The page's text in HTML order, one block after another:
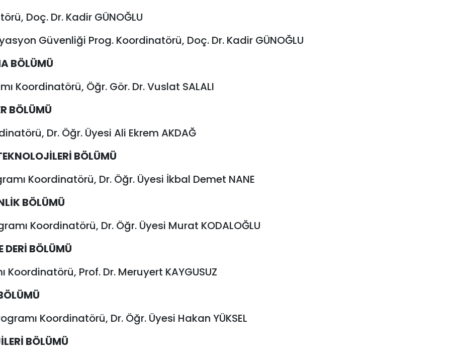
Doç. Dr. Kadir GÜNOĞLU
Güvenliği Prog. Koordinatörü, Doç. Dr. Kadir GÜNOĞLU
BÖLÜMÜ
Koordinatörü, Öğr. Gör. Dr. Vuslat SALALI
BÖLÜMÜ
Dr. Öğr. Üyesi Ali Ekrem AKDAĞ
BÖLÜMÜ
Koordinatörü, Dr. Öğr. Üyesi İkbal Demet NANE
BÖLÜMÜ
Koordinatörü, Dr. Öğr. Üyesi Murat KODALOĞLU
BÖLÜMÜ
Prof. Dr. Meruyert KAYGUSUZ
Koordinatörü, Dr. Öğr. Üyesi Hakan YÜKSEL
BÖLÜMÜ